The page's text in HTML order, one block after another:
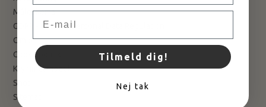
Måleskema
GDPR - General Personal Data Regulation
Om os
Cookiepolitik
Krymmel model
Shop
Sitemap
Tilmeld dig!
Nej tak